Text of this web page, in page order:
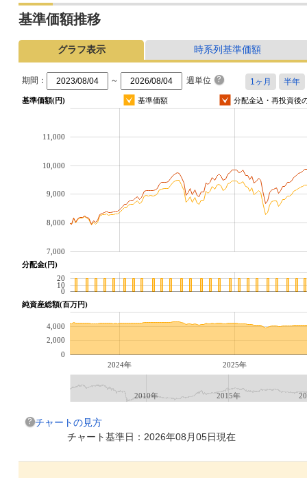
基準価額推移
グラフ表示 時系列基準価額
期間： ～ 週単位
基準価額(円) 基準価額 分配金込・再投資後
7,000
8,000
9,000
10,000
11,000
分配金(円)
0
10
20
純資産総額(百万円)
2024年 2025年
0
2,000
4,000
2010年 2015年
チャートの見方
チャート基準日：2026年08月05日現在